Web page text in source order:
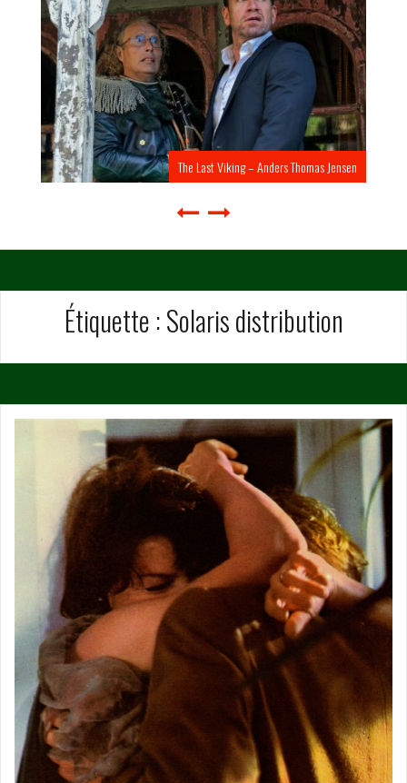
The Last Viking – Anders Thomas Jensen
Étiquette :Solaris distribution